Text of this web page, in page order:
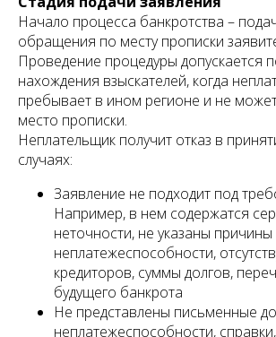
Начало процесса банкротства –
обращения по месту прописки
Проведение процедуры допускается
нахождения взыскателей, когда
пребывает в ином регионе и не
место прописки.
Неплательщик получит отказ в
случаях:
Заявление не подходит под
Например, в нем содержатся
неточности, не указаны причины
неплатежеспособности,
кредиторов, суммы долгов,
будущего банкрота
Не представлены письменные
неплатежеспособности, справки,